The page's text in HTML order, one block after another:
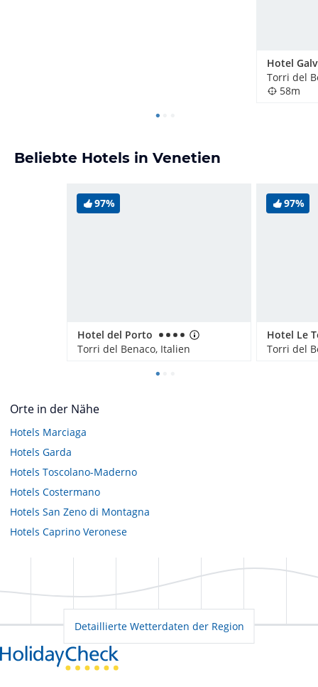
Hotel
Torri del
58m
Beliebte Hotels in Venetien
97%
Hotel del Porto
Torri del Benaco, Italien
97%
Torri del
Orte in der Nähe
Hotels Marciaga
Hotels Garda
Hotels Toscolano-Maderno
Hotels Costermano
Hotels San Zeno di Montagna
Hotels Caprino Veronese
Detaillierte Wetterdaten der Region